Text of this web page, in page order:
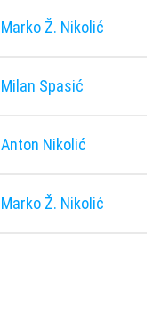
Marko Ž. Nikolić
Milan Spasić
Anton Nikolić
Marko Ž. Nikolić